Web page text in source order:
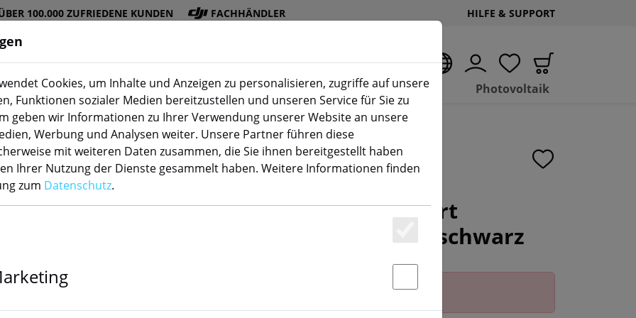
100.000 ZUFRIEDENE KUNDEN FACHHÄNDLER HILFE & SUPPORT
DE
Sensoren
Schaltaktoren Hubs Photovoltaik
SONOFF T3EU1C WiFi Smart
Wandschalter - 1 Taster - schwarz
Cookies, um Inhalte und Anzeigen zu personalisieren, zugriffe auf unsere
Funktionen sozialer Medien bereitzustellen und unseren Service für Sie zu
geben wir Informationen zu Ihrer Verwendung unserer Website an unsere
Werbung und Analysen weiter. Unsere Partner führen diese
mit weiteren Daten zusammen, die Sie ihnen bereitgestellt haben
Ihrer Nutzung der Dienste gesammelt haben. Weitere Informationen finden
zum Datenschutz.
Essenziell